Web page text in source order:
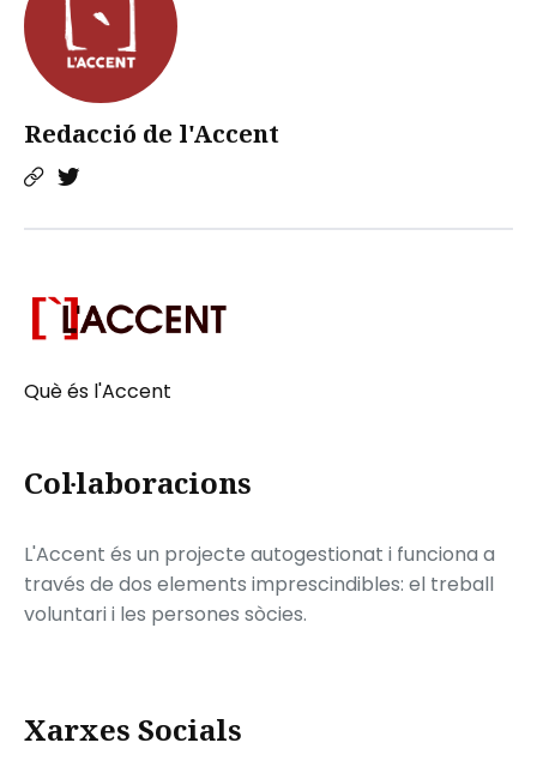
Redacció de l'Accent
Què és l'Accent
Col·laboracions
L'Accent és un projecte autogestionat i funciona a
través de dos elements imprescindibles: el treball
voluntari i les persones sòcies.
Xarxes Socials